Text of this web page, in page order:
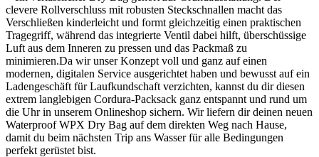
clevere Rollverschluss mit robusten Steckschnallen macht das
Verschließen kinderleicht und formt gleichzeitig einen praktischen
Tragegriff, während das integrierte Ventil dabei hilft, überschüssige
Luft aus dem Inneren zu pressen und das Packmaß zu
minimieren.Da wir unser Konzept voll und ganz auf einen
modernen, digitalen Service ausgerichtet haben und bewusst auf ein
Ladengeschäft für Laufkundschaft verzichten, kannst du dir diesen
extrem langlebigen Cordura-Packsack ganz entspannt und rund um
die Uhr in unserem Onlineshop sichern. Wir liefern dir deinen neuen
Waterproof WPX Dry Bag auf dem direkten Weg nach Hause,
damit du beim nächsten Trip ans Wasser für alle Bedingungen
perfekt gerüstet bist.